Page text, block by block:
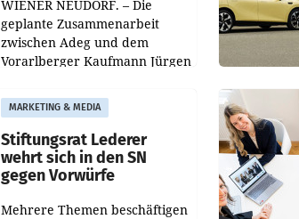
WIENER NEUDORF. – Die
geplante Zusammenarbeit
zwischen Adeg und dem
Vorarlberger Kaufmann Jürgen
freigegeben: Die
Bundeswettbewerbsbehörde
und der Bundeskartellanwalt
MARKETING & MEDIA
Stiftungsrat Lederer
wehrt sich in den SN
gegen Vorwürfe
Mehrere Themen beschäftigen